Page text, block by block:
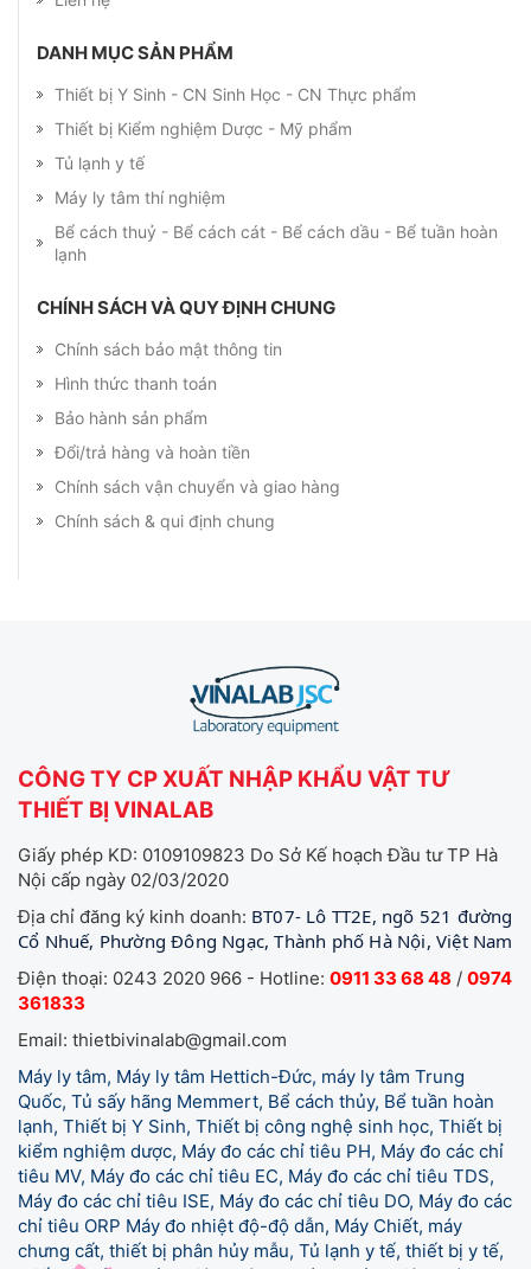
DANH MỤC SẢN PHẨM
Thiết bị Y Sinh - CN Sinh Học - CN Thực phẩm
Thiết bị Kiểm nghiệm Dược - Mỹ phẩm
Tủ lạnh y tế
Máy ly tâm thí nghiệm
Bể cách thuỷ - Bể cách cát - Bể cách dầu - Bể tuần hoàn
lạnh
CHÍNH SÁCH VÀ QUY ĐỊNH CHUNG
Chính sách bảo mật thông tin
Hình thức thanh toán
Bảo hành sản phẩm
Đổi/trả hàng và hoàn tiền
Chính sách vận chuyển và giao hàng
Chính sách & qui định chung
CÔNG TY CP XUẤT NHẬP KHẨU VẬT TƯ
THIẾT BỊ VINALAB
Giấy phép KD: 0109109823 Do Sở Kế hoạch Đầu tư TP Hà
Nội cấp ngày 02/03/2020
Địa chỉ đăng ký kinh doanh: BT07- Lô TT2E, ngõ 521 đường
Cổ Nhuế, Phường Đông Ngạc, Thành phố Hà Nội, Việt Nam
Điện thoại: 0243 2020 966 - Hotline: 0911 33 68 48 / 0974
361833
Email: thietbivinalab@gmail.com
Máy ly tâm, Máy ly tâm Hettich-Đức, máy ly tâm Trung
Quốc, Tủ sấy hãng Memmert, Bể cách thủy, Bể tuần hoàn
lạnh, Thiết bị Y Sinh, Thiết bị công nghệ sinh học, Thiết bị
kiểm nghiệm dược, Máy đo các chỉ tiêu PH, Máy đo các chỉ
tiêu MV, Máy đo các chỉ tiêu EC, Máy đo các chỉ tiêu TDS,
Máy đo các chỉ tiêu ISE, Máy đo các chỉ tiêu DO, Máy đo các
chỉ tiêu ORP Máy đo nhiệt độ-độ dẫn, Máy Chiết, máy
chưng cất, thiết bị phân hủy mẫu, Tủ lạnh y tế, thiết bị y tế,